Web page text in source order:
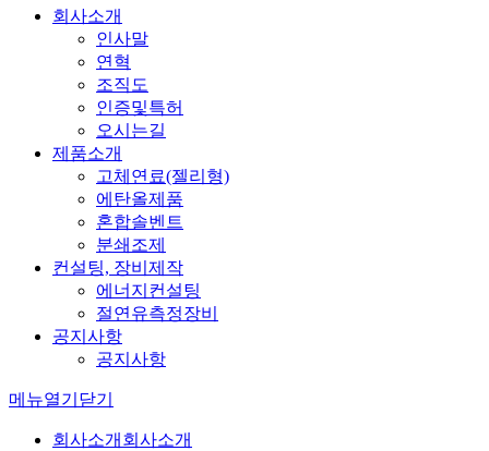
회사소개
인사말
연혁
조직도
인증및특허
오시는길
제품소개
고체연료(젤리형)
에탄올제품
혼합솔벤트
분쇄조제
컨설팅, 장비제작
에너지컨설팅
절연유측정장비
공지사항
공지사항
메뉴열기 닫기
회사소개 회사소개